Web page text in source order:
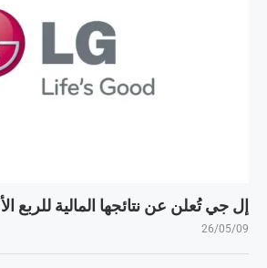
إل جي تُعلن عن نتائجها المالية للربع
26/05/09